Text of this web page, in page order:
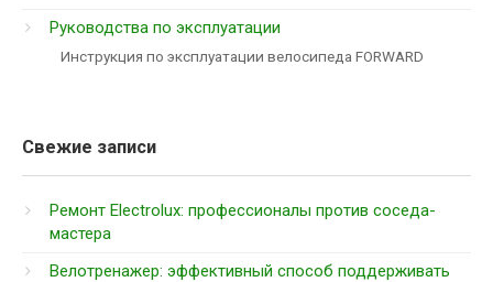
Руководства по эксплуатации
Инструкция по эксплуатации велосипеда FORWARD
Свежие записи
Ремонт Electrolux: профессионалы против соседа-
мастера
Велотренажер: эффективный способ поддерживать